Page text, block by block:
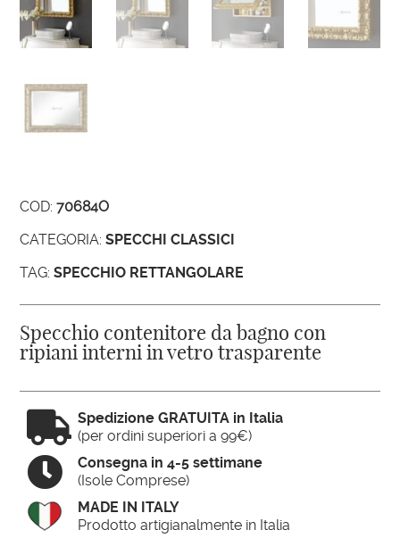
COD:70684O
CATEGORIA:SPECCHI CLASSICI
TAG:SPECCHIO RETTANGOLARE
Specchio contenitore da bagno con
ripiani interni in vetro trasparente
 Spedizione GRATUITA in Italia
(per ordini superiori a 99€)

Consegna in 4-5 settimane
(Isole Comprese)
MADE IN ITALY
Prodotto artigianalmente in Italia